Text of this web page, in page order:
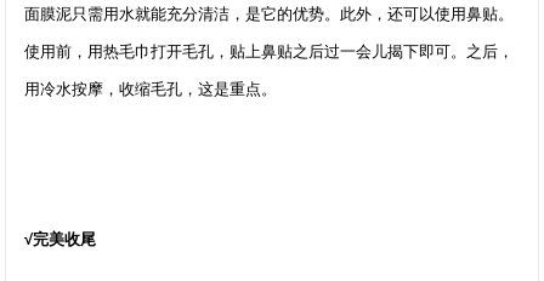
面膜泥只需用水就能充分清洁，是它的优势。此外，还可以使用鼻贴。
使用前，用热毛巾打开毛孔，贴上鼻贴之后过一会儿揭下即可。之后，
用冷水按摩，收缩毛孔，这是重点。
√完美收尾